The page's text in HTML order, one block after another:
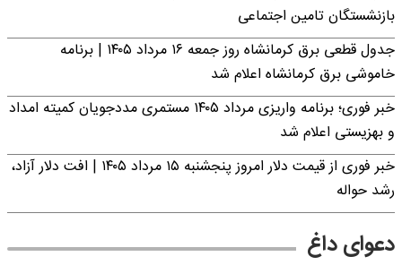
بازنشستگان تامین اجتماعی
جدول قطعی برق کرمانشاه روز جمعه ۱۶ مرداد ۱۴۰۵ | برنامه
خاموشی برق کرمانشاه اعلام شد
خبر فوری؛ برنامه واریزی مرداد ۱۴۰۵ مستمری مددجویان کمیته امداد
و بهزیستی اعلام شد
خبر فوری از قیمت دلار امروز پنجشنبه ۱۵ مرداد ۱۴۰۵ | افت دلار آزاد،
رشد حواله
دعوای داغ